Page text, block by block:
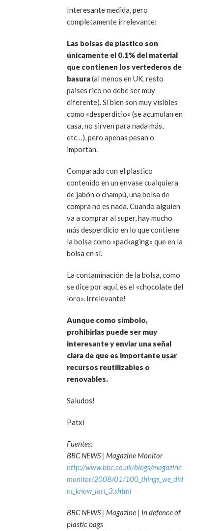
Interesante medida, pero
completamente irrelevante:
Las bolsas de plastico son
únicamente el 0.1% del material
que contienen los vertederos de
basura(al menos en UK, resto
paises rico no debe ser muy
diferente). Si bien son muy visibles
como «desperdicio» (se acumulan en
casa, no sirven para nada más,
etc…), pero apenas pesan o
importan.
Comparado con el plastico
contenido en un envase cualquiera
de jabón o champú, una bolsa de
compra no es nada. Cuando alguien
va a comprar al super, hay mucho
más desperdicio en lo que contiene
la bolsa como «packaging» que en la
bolsa en sí.
La contaminación de la bolsa, como
se dice por aquí, es el «chocolate del
loro». Irrelevante!
Aunque como símbolo,
prohibirlas puede ser muy
interesante y enviar una señal
clara de que es importante usar
recursos reutilizables o
renovables.
Saludos!
Patxi
Fuentes:
BBC NEWS | Magazine Monitor
http://www.bbc.co.uk/blogs/magazine
monitor/2008/01/100_things_we_did
nt_know_last_3.shtml
BBC NEWS | Magazine | In defence of
plastic bags